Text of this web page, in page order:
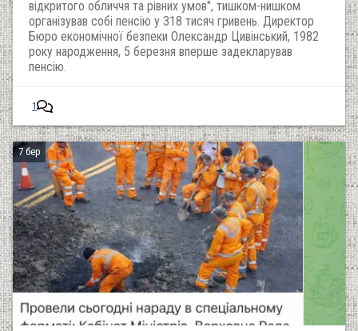
відкритого обличчя та рівних умов", тишком-нишком
організував собі пенсію у 318 тисяч гривень. Директор
Бюро економічної безпеки Олександр Цивінський, 1982
року народження, 5 березня вперше задекларував
пенсію.
1
7 бер